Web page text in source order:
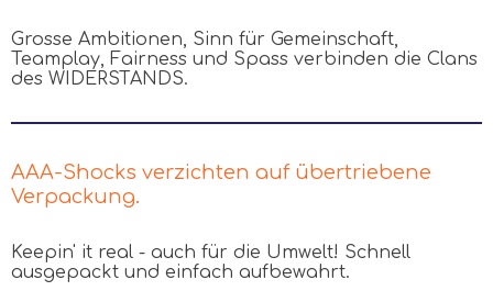
Grosse Ambitionen, Sinn für Gemeinschaft,
Teamplay, Fairness und Spass verbinden die Clans
des WIDERSTANDS.
AAA-Shocks verzichten auf übertriebene
Verpackung.
Keepin' it real - auch für die Umwelt! Schnell
ausgepackt und einfach aufbewahrt.